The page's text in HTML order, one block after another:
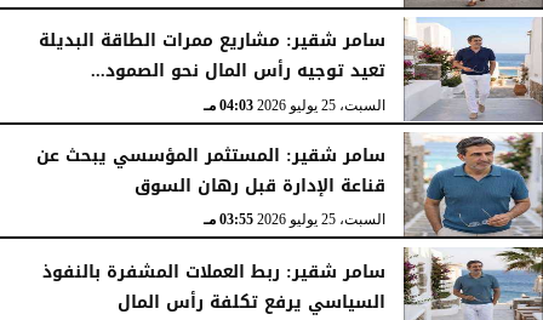
سامر شقير: مشاريع ممرات الطاقة البديلة
تعيد توجيه رأس المال نحو الصمود...
السبت، 25 يوليو 2026 04:03 مـ
سامر شقير: المستثمر المؤسسي يبحث عن
قناعة الإدارة قبل رهان السوق
السبت، 25 يوليو 2026 03:55 مـ
سامر شقير: ربط العملات المشفرة بالنفوذ
السياسي يرفع تكلفة رأس المال